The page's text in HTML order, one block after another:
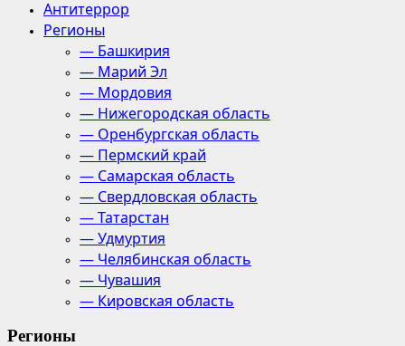
Антитеррор
Регионы
— Башкирия
— Марий Эл
— Мордовия
— Нижегородская область
— Оренбургская область
— Пермский край
— Самарская область
— Свердловская область
— Татарстан
— Удмуртия
— Челябинская область
— Чувашия
— Кировская область
Регионы